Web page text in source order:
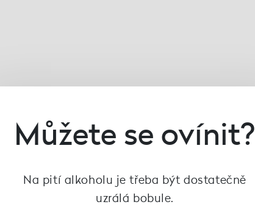
Můžete se ovínit?
Na pití alkoholu je třeba být dostatečně
uzrálá bobule.